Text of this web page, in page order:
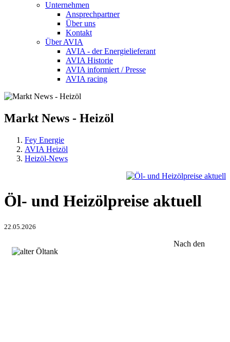
Unternehmen
Ansprechpartner
Über uns
Kontakt
Über AVIA
AVIA - der Energielieferant
AVIA Historie
AVIA informiert / Presse
AVIA racing
Markt News - Heizöl
Fey Energie
AVIA Heizöl
Heizöl-News
Öl- und Heizölpreise aktuell
22.05.2026
Nach den